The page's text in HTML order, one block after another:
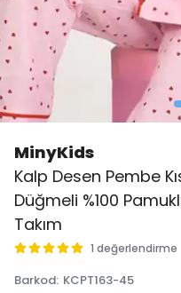
MinyKids
Kalp Desen Pembe
Düğmeli %100
Takım
1 değerlendirme
Barkod: KCPT163-45